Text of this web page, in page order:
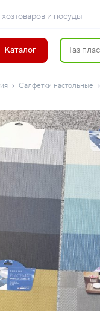
и посуды
Каталог
Салфетки настольные